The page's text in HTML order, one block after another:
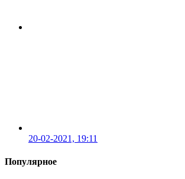
20-02-2021, 19:11
Популярное